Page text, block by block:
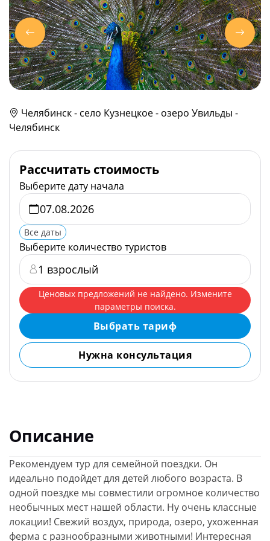
Описание
Рекомендуем тур для семейной поездки. Он
идеально подойдет для детей любого возраста. В
одной поездке мы совместили огромное количество
необычных мест нашей области. Ну очень классные
локации! Свежий воздух, природа, озеро, ухоженная
ферма с разнообразными животными! Интересная
Челябинск - село Кузнецкое - озеро Увильды -
Челябинск
Рассчитать стоимость
Выберите дату начала
Все даты
Выберите количество туристов
1 взрослый
Ценовых предложений не найдено. Измените
параметры поиска.
Выбрать тариф
Нужна консультация